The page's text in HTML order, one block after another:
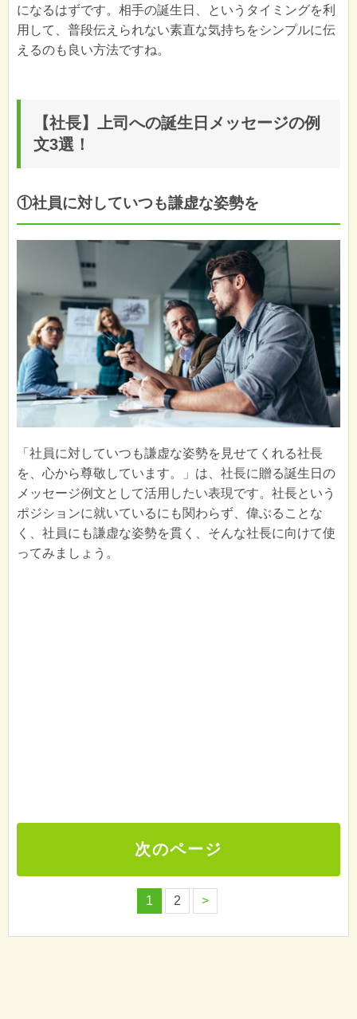
になるはずです。相手の誕生日、というタイミングを利
用して、普段伝えられない素直な気持ちをシンプルに伝
えるのも良い方法ですね。
【社長】上司への誕生日メッセージの例
文3選！
①社員に対していつも謙虚な姿勢を
「社員に対していつも謙虚な姿勢を見せてくれる社長
を、心から尊敬しています。」は、社長に贈る誕生日の
メッセージ例文として活用したい表現です。社長という
ポジションに就いているにも関わらず、偉ぶることな
く、社員にも謙虚な姿勢を貫く、そんな社長に向けて使
ってみましょう。
次のページ
1 2 >